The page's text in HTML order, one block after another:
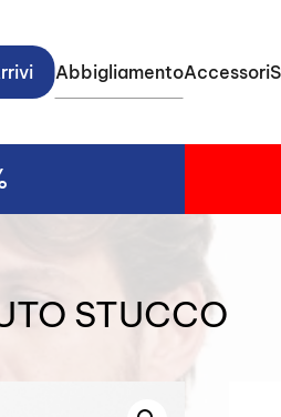
AbbigliamentoAccessori
STUCCO